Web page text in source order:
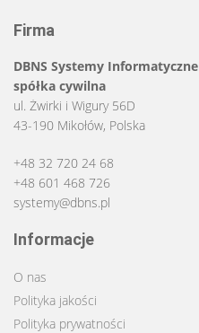
Firma
DBNS Systemy Informatyczne
spółka cywilna
ul. Żwirki i Wigury 56D
43-190 Mikołów, Polska
+48 32 720 24 68
+48 601 468 726
systemy@dbns.pl
Informacje
O nas
Polityka jakości
Polityka prywatności